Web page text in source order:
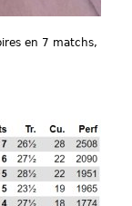
en 7 matchs,